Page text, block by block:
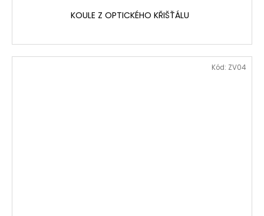
KOULE Z OPTICKÉHO KŘIŠŤÁLU
Kód: ZV04